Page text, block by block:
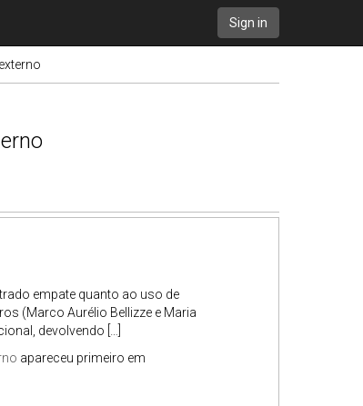
Sign in
empate quanto ao uso de
(Marco Aurélio Bellizze e Maria
devolvendo […]
apareceu primeiro em